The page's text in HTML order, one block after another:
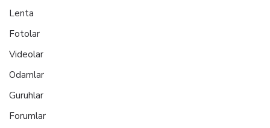
Lenta
Fotolar
Videolar
Odamlar
Guruhlar
Forumlar